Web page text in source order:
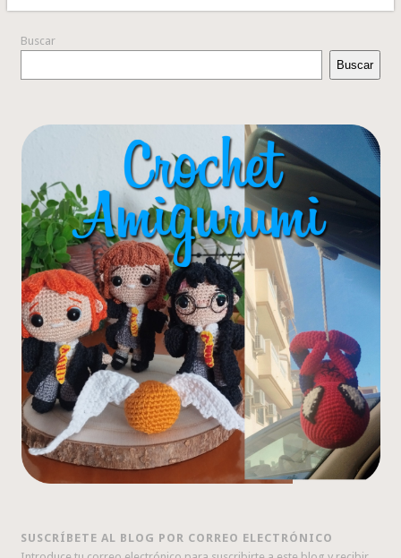
Buscar
Buscar
SUSCRÍBETE AL BLOG POR CORREO ELECTRÓNICO